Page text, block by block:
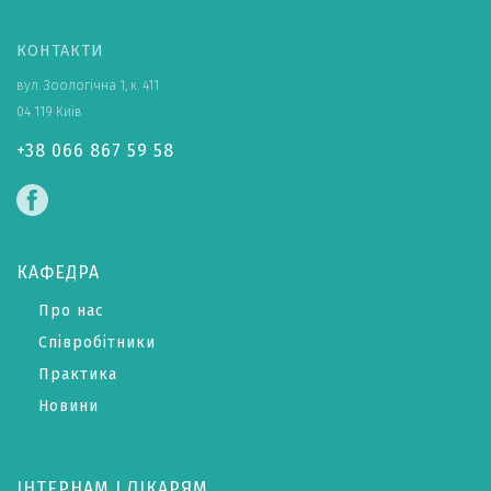
КОНТАКТИ
вул. Зоологічна 1, к. 411
04 119 Київ
+38 066 867 59 58
КАФЕДРА
Про нас
Співробітники
Практика
Новини